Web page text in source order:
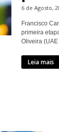
6 de Agosto,
Francisco
primeira
Oliveira
Leia mais